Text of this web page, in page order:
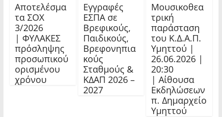
Αποτελέσμα
τα ΣΟΧ
3/2026
| ΦΥΛΑΚΕΣ
πρόσληψης
προσωπικού
ορισμένου
χρόνου
Εγγραφές
ΕΣΠΑ σε
Βρεφικούς,
Παιδικούς,
Βρεφονηπια
κούς
Σταθμούς &
ΚΔΑΠ 2026 –
2027
Μουσικοθεα
τρική
παράσταση
του Κ.Δ.Α.Π.
Υμηττού |
26.06.2026 |
20:30
| Αίθουσα
Εκδηλώσεων
π. Δημαρχείο
Υμηττού